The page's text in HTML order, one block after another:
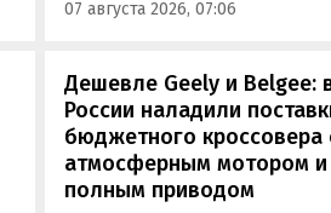
листов Tenet.
07 августа 2026, 07:06
Дешевле Geely и Belgee:
России наладили
бюджетного кроссовера
атмосферным мотором и
полным приводом